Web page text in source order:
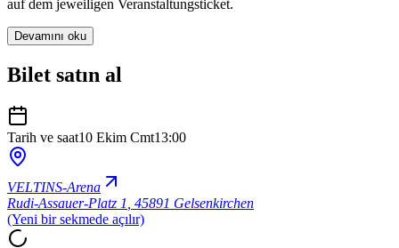
auf dem jeweiligen Veranstaltungsticket.
Devamını oku
Bilet satın al
Tarih ve saat10 Ekim Cmt13:00
VELTINS-Arena
Rudi-Assauer-Platz 1 45891 Gelsenkirchen
(Yeni bir sekmede açılır)